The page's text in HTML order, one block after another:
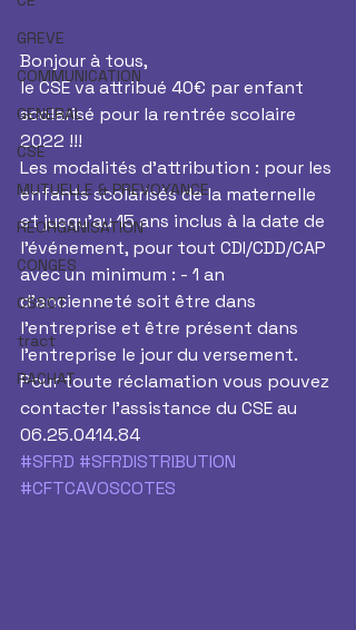
GREVE
COMMUNICATION
GENERAL
CSE
MUTUELLE & PREVOYANCE
REORGANISATION
CONGES
CSSCT
tract
RACHAT
Bonjour à tous,
le CSE va attribué 40€ par enfant
scolarisé pour la rentrée scolaire
2022 !!!
Les modalités d’attribution : pour les
enfants scolarisés de la maternelle
et jusqu'au 15 ans inclus à la date de
l’événement, pour tout CDI/CDD/CAP
avec un minimum : - 1 an
d’ancienneté soit être dans
l'entreprise et être présent dans
l’entreprise le jour du versement.
Pour toute réclamation vous pouvez
contacter l'assistance du CSE au
06.25.0414.84
#SFRD #SFRDISTRIBUTION
#CFTCAVOSCOTES